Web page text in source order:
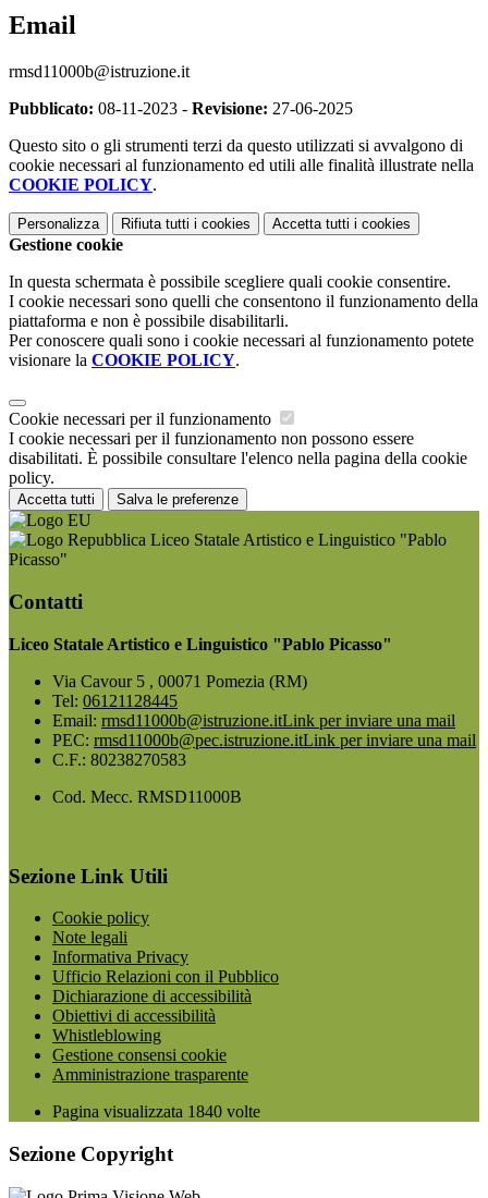
Email
rmsd11000b@istruzione.it
Pubblicato: 08-11-2023 - Revisione: 27-06-2025
Questo sito o gli strumenti terzi da questo utilizzati si avvalgono di
cookie necessari al funzionamento ed utili alle finalità illustrate nella
COOKIE POLICY.
Personalizza Rifiuta tutti i cookies Accetta tutti i cookies
Gestione cookie
In questa schermata è possibile scegliere quali cookie consentire.
I cookie necessari sono quelli che consentono il funzionamento della
piattaforma e non è possibile disabilitarli.
Per conoscere quali sono i cookie necessari al funzionamento potete
visionare la COOKIE POLICY.
Cookie necessari per il funzionamento
I cookie necessari per il funzionamento non possono essere
disabilitati. È possibile consultare l'elenco nella pagina della cookie
policy.
Accetta tutti Salva le preferenze
Liceo Statale Artistico e Linguistico "Pablo
Picasso"
Contatti
Liceo Statale Artistico e Linguistico "Pablo Picasso"
Via Cavour 5 , 00071 Pomezia (RM)
Tel: 06121128445
Email: rmsd11000b@istruzione.itLink per inviare una mail
PEC: rmsd11000b@pec.istruzione.itLink per inviare una mail
C.F.: 80238270583
Cod. Mecc. RMSD11000B
Sezione Link Utili
Cookie policy
Note legali
Informativa Privacy
Ufficio Relazioni con il Pubblico
Dichiarazione di accessibilità
Obiettivi di accessibilità
Whistleblowing
Gestione consensi cookie
Amministrazione trasparente
Pagina visualizzata 1840 volte
Sezione Copyright